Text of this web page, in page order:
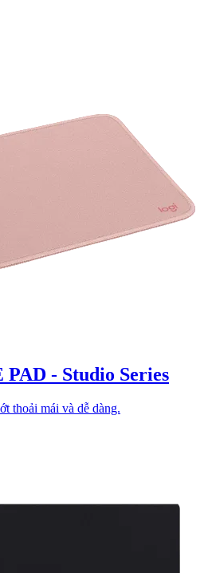
- Studio Series
thoải mái và dễ dàng.